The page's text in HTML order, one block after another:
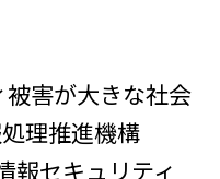
害が大きな社会
理推進機構
報セキュリティ